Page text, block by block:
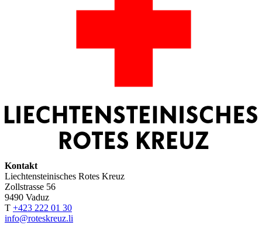
Kontakt
Liechtensteinisches Rotes Kreuz
Zollstrasse 56
9490 Vaduz
T +423 222 01 30
info@roteskreuz.li